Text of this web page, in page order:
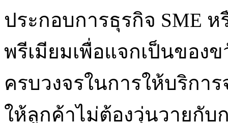
ประกอบการธุรกิจ SME
พรีเมียมเพื่อแจกเป็นของ
ครบวงจรในการให้บริกา
ให้ลูกค้าไม่ต้องวุ่นวายกั